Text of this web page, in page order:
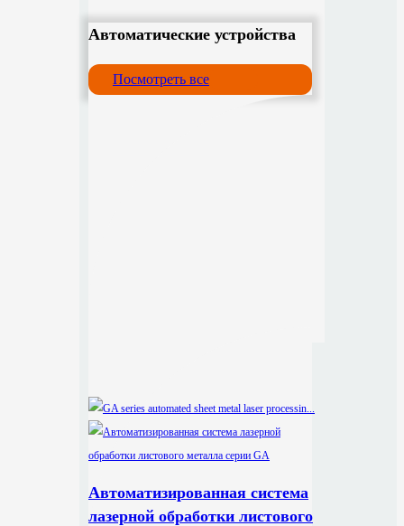
Автоматические устройства
Посмотреть все
Автоматизированная система
лазерной обработки листового